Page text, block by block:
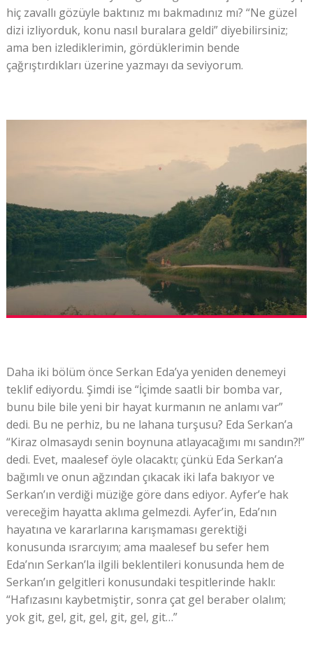
hiç zavallı gözüyle baktınız mı bakmadınız mı? “Ne güzel
dizi izliyorduk, konu nasıl buralara geldi” diyebilirsiniz;
ama ben izlediklerimin, gördüklerimin bende
çağrıştırdıkları üzerine yazmayı da seviyorum.
Daha iki bölüm önce Serkan Eda’ya yeniden denemeyi
teklif ediyordu. Şimdi ise “İçimde saatli bir bomba var,
bunu bile bile yeni bir hayat kurmanın ne anlamı var”
dedi. Bu ne perhiz, bu ne lahana turşusu? Eda Serkan’a
“Kiraz olmasaydı senin boynuna atlayacağımı mı sandın?!”
dedi. Evet, maalesef öyle olacaktı; çünkü Eda Serkan’a
bağımlı ve onun ağzından çıkacak iki lafa bakıyor ve
Serkan’ın verdiği müziğe göre dans ediyor. Ayfer’e hak
vereceğim hayatta aklıma gelmezdi. Ayfer’in, Eda’nın
hayatına ve kararlarına karışmaması gerektiği
konusunda ısrarcıyım; ama maalesef bu sefer hem
Eda’nın Serkan’la ilgili beklentileri konusunda hem de
Serkan’ın gelgitleri konusundaki tespitlerinde haklı:
“Hafızasını kaybetmiştir, sonra çat gel beraber olalım;
yok git, gel, git, gel, git, gel, git…”